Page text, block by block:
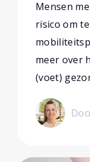
Mensen
risico om
meer over
(voet)